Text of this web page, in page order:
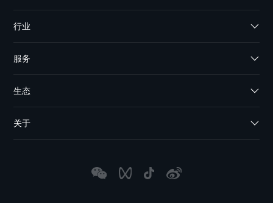
行业
服务
生态
关于